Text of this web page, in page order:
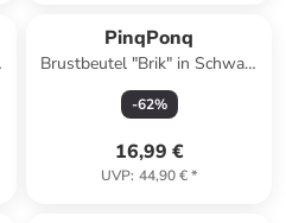
PinqPonq
Brustbeutel "Brik" in Schwarz
- (B)42 x (H)18 x (T)9 cm
-62%
16,99 €
UVP: 44,90 €*